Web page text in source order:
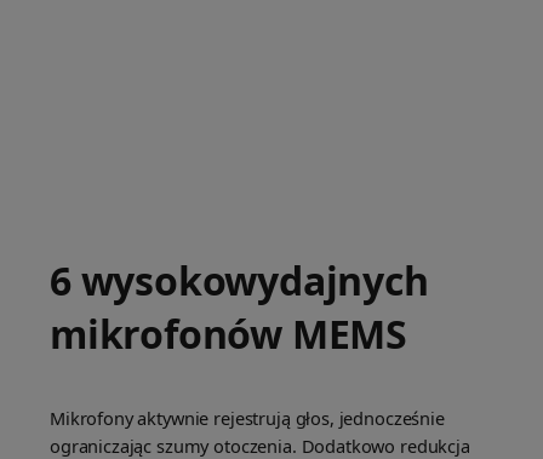
6 wysokowydajnych
mikrofonów MEMS
Mikrofony aktywnie rejestrują głos, jednocześnie
ograniczając szumy otoczenia. Dodatkowo redukcja